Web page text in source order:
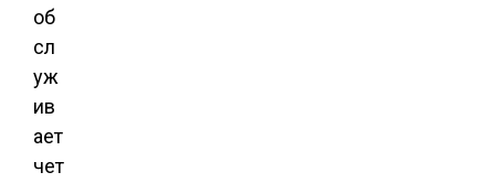
об
сл
уж
ив
ает
чет